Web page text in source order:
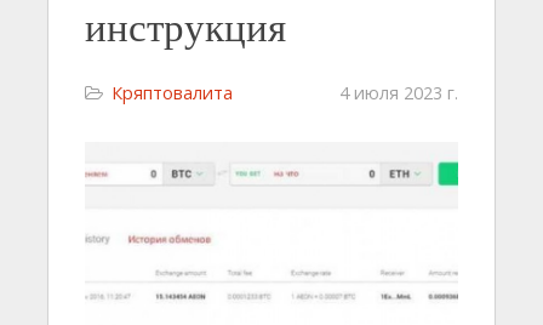
инструкция
Кряптовалита 4 июля 2023 г.